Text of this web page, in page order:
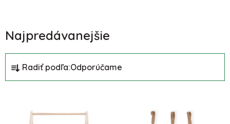
Najpredávanejšie
a
d
Radiť podľa:Odporúčame